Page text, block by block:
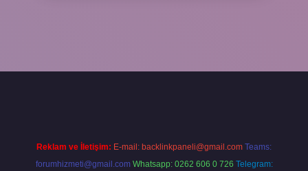
Reklam ve İletişim: E-mail: backlinkpaneli@gmail.com Teams:
forumhizmeti@gmail.com Whatsapp: 0262 606 0 726 Telegram: